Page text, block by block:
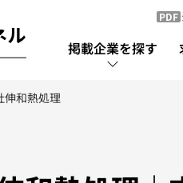
PDF
掲載企業を探す
企業一覧
伸和熱処理